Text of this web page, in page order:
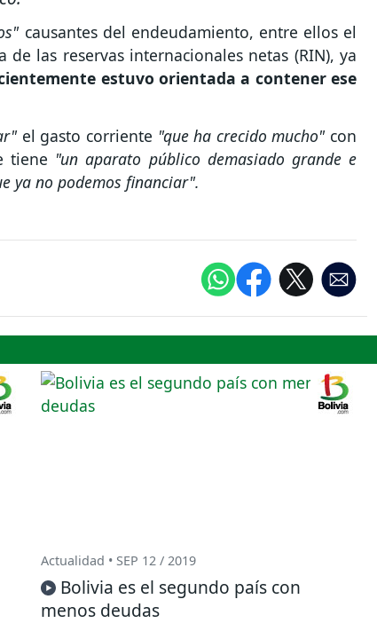
causantes del endeudamiento, entre ellos el
las reservas internacionales netas (RIN), ya
estuvo orientada a contener ese
el gasto corriente "que ha crecido mucho"con
tiene "un aparato público demasiado grande e
ya no podemos financiar".
Actualidad • SEP 12 / 2019
Bolivia es el segundo país con
menos deudas